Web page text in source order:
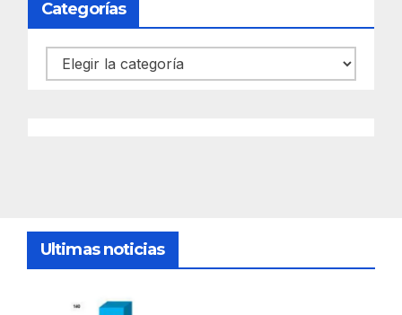
Categorías
Categorías
Ultimas noticias